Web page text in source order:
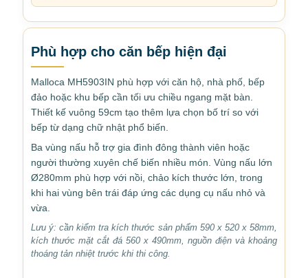
Phù hợp cho căn bếp hiện đại
Malloca MH5903IN phù hợp với căn hộ, nhà phố, bếp
đảo hoặc khu bếp cần tối ưu chiều ngang mặt bàn.
Thiết kế vuông 59cm tạo thêm lựa chọn bố trí so với
bếp từ dạng chữ nhật phổ biến.
Ba vùng nấu hỗ trợ gia đình đông thành viên hoặc
người thường xuyên chế biến nhiều món. Vùng nấu lớn
Ø280mm phù hợp với nồi, chảo kích thước lớn, trong
khi hai vùng bên trái đáp ứng các dụng cụ nấu nhỏ và
vừa.
Lưu ý: cần kiểm tra kích thước sản phẩm 590 x 520 x 58mm,
kích thước mặt cắt đá 560 x 490mm, nguồn điện và khoảng
thoáng tản nhiệt trước khi thi công.